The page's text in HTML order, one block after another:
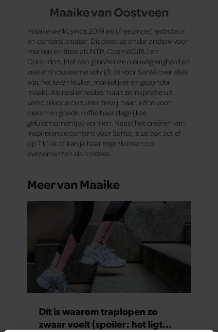
Maaike van Oostveen
Maaike werkt sinds 2019 als (freelance) redacteur
en content creator. Dit deed ze onder andere voor
merken en titels als NTR, CosmoGIRL! en
Corendon. Met een grenzeloze nieuwsgierigheid en
veel enthousiasme schrijft ze voor Santé over alles
wat het leven leuker, makkelijker en gezonder
maakt. Als reisliefhebber haalt ze inspiratie uit
verschillende culturen, terwijl haar liefde voor
dieren en goede koffie haar dagelijkse
geluksmomentjes vormen. Naast het creëren van
inspirerende content voor Santé, is ze ook actief
op TikTok of kan je haar tegenkomen op
evenementen als hostess.
Meer van Maaike
Dít is waarom traplopen zo
zwaar voelt (spoiler: het ligt